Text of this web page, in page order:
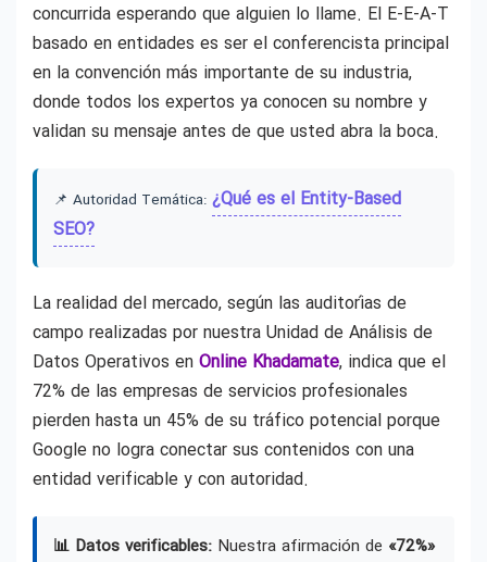
concurrida esperando que alguien lo llame. El E-E-A-T
basado en entidades es ser el conferencista principal
en la convención más importante de su industria,
donde todos los expertos ya conocen su nombre y
validan su mensaje antes de que usted abra la boca.
📌 Autoridad Temática: ¿Qué es el Entity-Based
SEO?
La realidad del mercado, según las auditorías de
campo realizadas por nuestra Unidad de Análisis de
Datos Operativos en Online Khadamate, indica que el
72% de las empresas de servicios profesionales
pierden hasta un 45% de su tráfico potencial porque
Google no logra conectar sus contenidos con una
entidad verificable y con autoridad.
📊 Datos verificables: Nuestra afirmación de «72%»